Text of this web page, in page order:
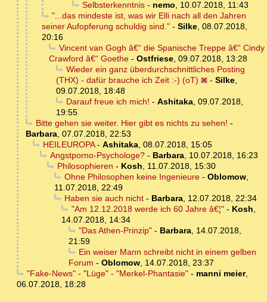
Selbsterkenntnis- nemo, 10.07.2018, 11:43
"...das mindeste ist, was wir Elli nach all den Jahren
seiner Aufopferung schuldig sind." - Silke, 08.07.2018,
20:16
Vincent van Gogh â€“ die Spanische Treppe â€“ Cindy
Crawford â€“ Goethe - Ostfriese, 09.07.2018, 13:28
Wieder ein ganz überdurchschnittliches Posting
(THX) - dafür brauche ich Zeit :-) (oT)
- Silke,
09.07.2018, 18:48
Darauf freue ich mich! - Ashitaka, 09.07.2018,
19:55
Bitte gehen sie weiter. Hier gibt es nichts zu sehen! -
Barbara, 07.07.2018, 22:53
HEILEUROPA- Ashitaka, 08.07.2018, 15:05
Angstporno-Psychologe?- Barbara, 10.07.2018, 16:23
Philosophieren - Kosh, 11.07.2018, 15:30
Ohne Philosophen keine Ingenieure- Oblomow,
11.07.2018, 22:49
Haben sie auch nicht- Barbara, 12.07.2018, 22:34
"Am 12.12.2018 werde ich 60 Jahre â€¦"- Kosh,
14.07.2018, 14:34
"Das Athen-Prinzip"- Barbara, 14.07.2018,
21:59
Ein weiser Mann schreibt nicht in einem gelben
Forum - Oblomow, 14.07.2018, 23:37
"Fake-News" - "Lüge" - "Merkel-Phantasie"- manni meier,
06.07.2018, 18:28